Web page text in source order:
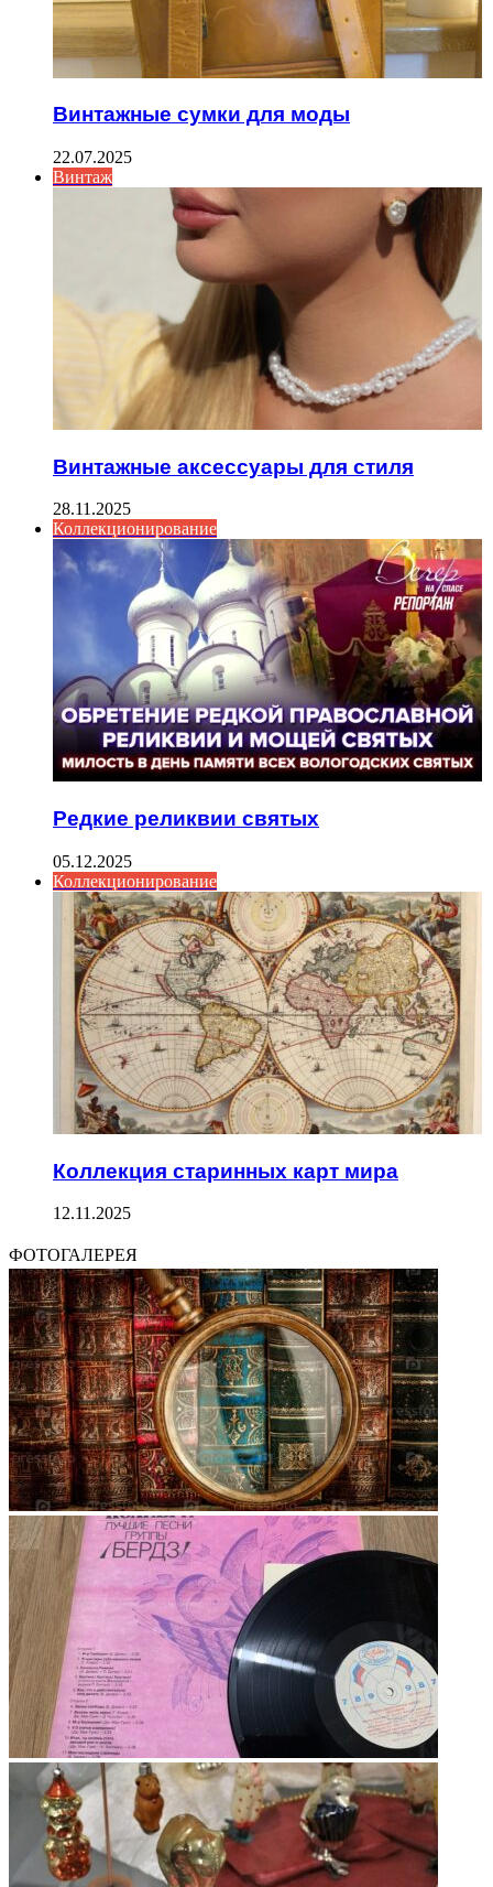
Винтажные сумки для моды
22.07.2025
Винтаж
Винтажные аксессуары для стиля
28.11.2025
Коллекционирование
Редкие реликвии святых
05.12.2025
Коллекционирование
Коллекция старинных карт мира
12.11.2025
ФОТОГАЛЕРЕЯ